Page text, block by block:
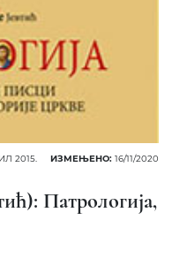
2015. ИЗМЕЊЕНО: 16/11/2020
Патрологија,